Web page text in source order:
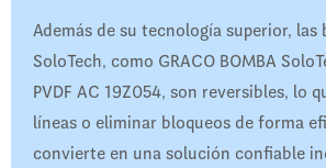
Además de su tecnología superior, las
SoloTech, como GRACO BOMBA
PVDF AC 19Z054, son reversibles, lo
líneas o eliminar bloqueos de forma
convierte en una solución confiable